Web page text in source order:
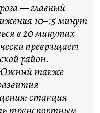
— главный
10–15 минут
в 20 минутах
превращает
район.
Южный также
станция
транспортным